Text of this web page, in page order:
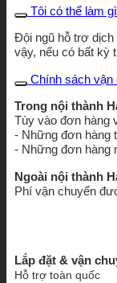
Tôi có thể làm
Đội ngũ hỗ trợ dịch
vậy, nếu có bất kỳ
Chính sách vận
Trong nội thành
Tùy vào đơn hàng
- Những đơn hàng
- Những đơn hàng
Ngoài nội thành
Phí vận chuyển
Lắp đặt & vận
Hỗ trợ toàn quốc